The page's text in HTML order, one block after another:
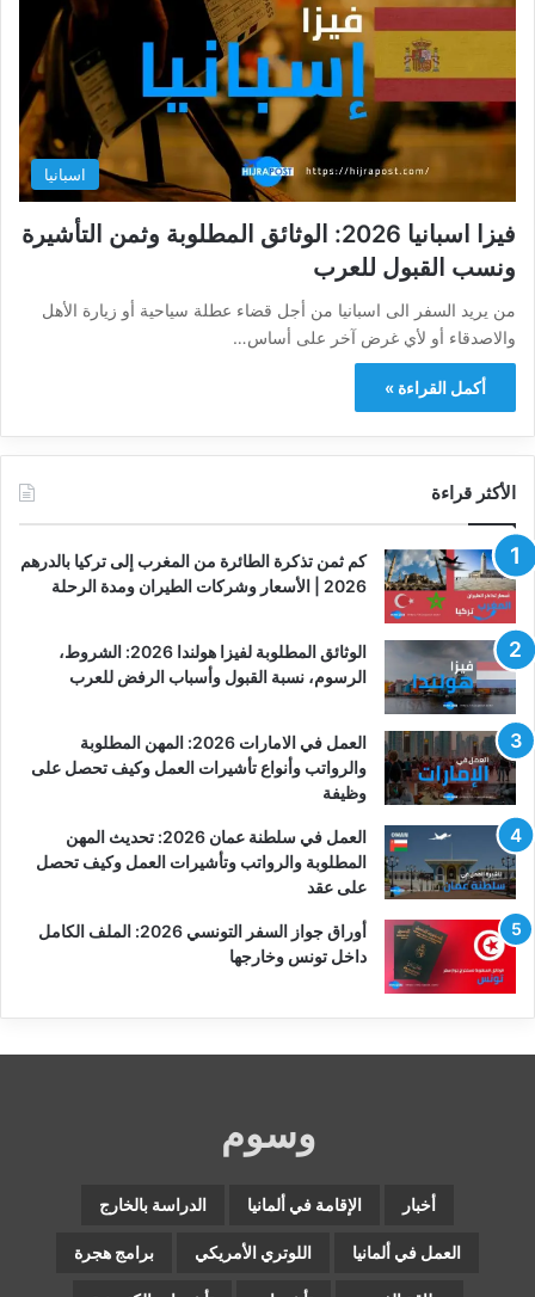
اسبانيا
فيزا اسبانيا 2026: الوثائق المطلوبة وثمن التأشيرة
ونسب القبول للعرب
من يريد السفر الى اسبانيا من أجل قضاء عطلة سياحية أو زيارة الأهل
والاصدقاء أو لأي غرض آخر على أساس…
أكمل القراءة »
الأكثر قراءة
كم ثمن تذكرة الطائرة من المغرب إلى تركيا بالدرهم
2026 | الأسعار وشركات الطيران ومدة الرحلة
الوثائق المطلوبة لفيزا هولندا 2026: الشروط،
الرسوم، نسبة القبول وأسباب الرفض للعرب
العمل في الامارات 2026: المهن المطلوبة
والرواتب وأنواع تأشيرات العمل وكيف تحصل على
وظيفة
العمل في سلطنة عمان 2026: تحديث المهن
المطلوبة والرواتب وتأشيرات العمل وكيف تحصل
على عقد
أوراق جواز السفر التونسي 2026: الملف الكامل
داخل تونس وخارجها
وسوم
أخبار الإقامة في ألمانيا الدراسة بالخارج
العمل في ألمانيا اللوتري الأمريكي برامج هجرة